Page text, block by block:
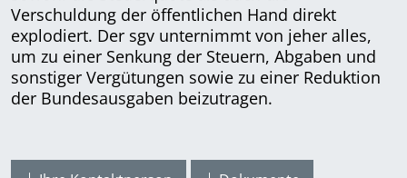
Verschuldung der öffentlichen Hand direkt
explodiert. Der sgv unternimmt von jeher alles,
um zu einer Senkung der Steuern, Abgaben und
sonstiger Vergütungen sowie zu einer Reduktion
der Bundesausgaben beizutragen.